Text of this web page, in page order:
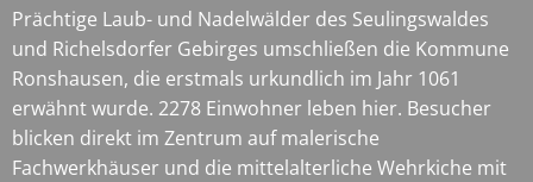
Prächtige Laub- und Nadelwälder des Seulingswaldes
und Richelsdorfer Gebirges umschließen die Kommune
Ronshausen, die erstmals urkundlich im Jahr 1061
erwähnt wurde. 2278 Einwohner leben hier. Besucher
blicken direkt im Zentrum auf malerische
Fachwerkhäuser und die mittelalterliche Wehrkiche mit